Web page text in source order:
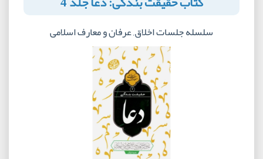
سلسله جلسات اخلاق, عرفان و معارف اسلامی